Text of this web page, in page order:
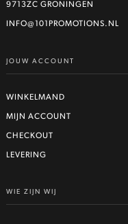
gekozen
worden
9713ZC GRONINGEN
INFO@101PROMOTIONS.NL
JOUW ACCOUNT
WINKELMAND
MIJN ACCOUNT
CHECKOUT
LEVERING
WIE ZIJN WIJ